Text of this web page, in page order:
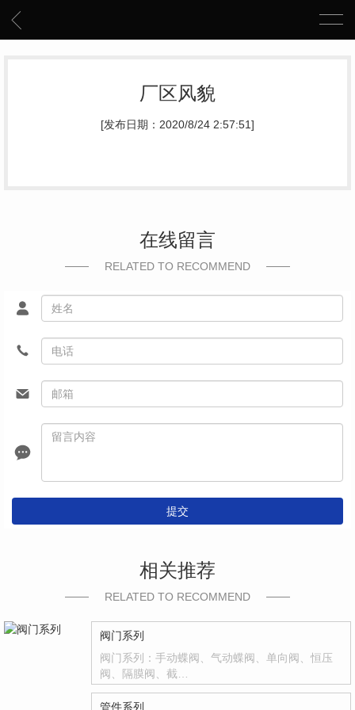
厂区风貌
[发布日期：2020/8/24 2:57:51]
在线留言
RELATED TO RECOMMEND
提交
相关推荐
RELATED TO RECOMMEND
阀门系列
阀门系列：手动蝶阀、气动蝶阀、单向阀、恒压
阀、隔膜阀、截…
管件系列